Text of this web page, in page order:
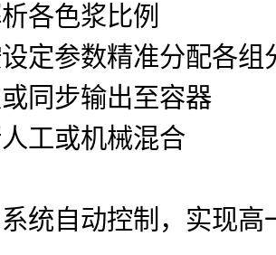
各色浆比例
定参数精准分配各组
同步输出至容器
工或机械混合
统自动控制，实现高